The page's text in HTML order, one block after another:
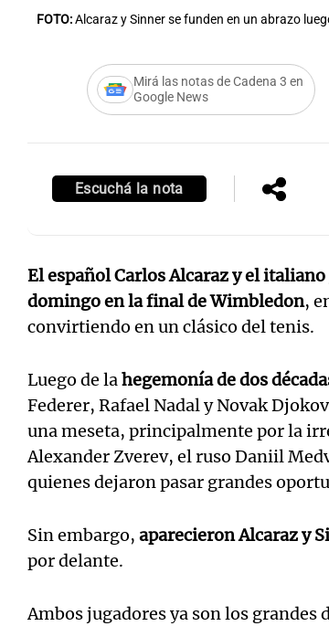
FOTO:Alcaraz y Sinner se funden en un abrazo
Mirá las notas de Cadena 3 en
Google News
Escuchá la nota
El español Carlos Alcaraz y el
domingo en la final de Wimbledon,
convirtiendo en un clásico del tenis.
Luego de lahegemonía de dos
Federer, Rafael Nadal y Novak
una meseta, principalmente por la
Alexander Zverev, el ruso Daniil
quienes dejaron pasar grandes
Sin embargo, aparecieron Alcaraz y
por delante.
Ambos jugadores ya son los
Notas
Editorial
Notas
Mundial 2026